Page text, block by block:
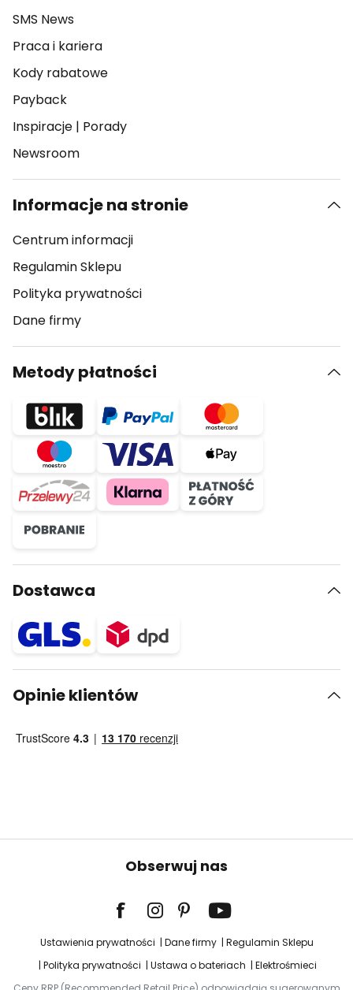
SMS News
Praca i kariera
Kody rabatowe
Payback
Inspiracje | Porady
Newsroom
Informacje na stronie
Centrum informacji
Regulamin Sklepu
Polityka prywatności
Dane firmy
Metody płatności
Dostawca
Opinie klientów
Obserwuj nas
Ustawienia prywatności Dane firmy
Regulamin Sklepu
Polityka prywatności
Ustawa o bateriach
Elektrośmieci